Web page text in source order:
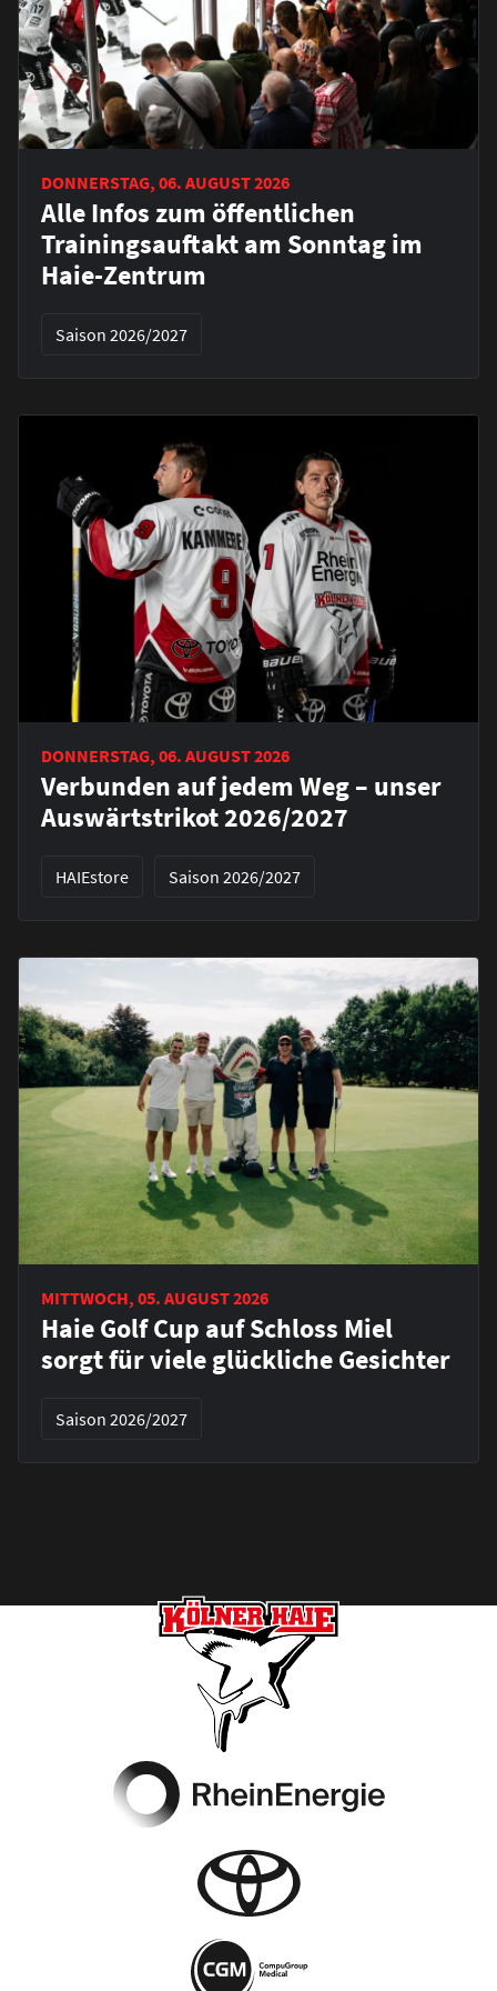
DONNERSTAG, 06. AUGUST 2026
Alle Infos zum öffentlichen
Trainingsauftakt am Sonntag im
Haie-Zentrum
Saison 2026/2027
DONNERSTAG, 06. AUGUST 2026
Verbunden auf jedem Weg – unser
Auswärtstrikot 2026/2027
HAIEstore Saison 2026/2027
MITTWOCH, 05. AUGUST 2026
Haie Golf Cup auf Schloss Miel
sorgt für viele glückliche Gesichter
Saison 2026/2027